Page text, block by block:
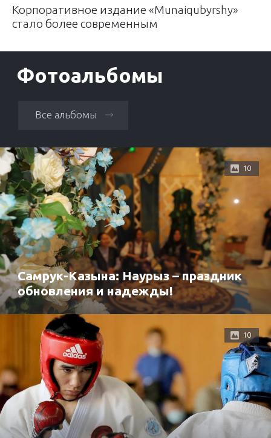
Корпоративное издание «Munaiqubyrshy»
стало более современным
Фотоальбомы
Все альбомы
10
Самрук-Казына: Наурыз – праздник
обновления и надежды!
10